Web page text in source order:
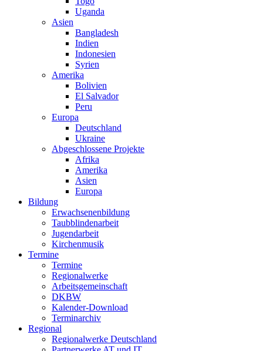
Uganda
Asien
Bangladesh
Indien
Indonesien
Syrien
Amerika
Bolivien
El Salvador
Peru
Europa
Deutschland
Ukraine
Abgeschlossene Projekte
Afrika
Amerika
Asien
Europa
Bildung
Erwachsenenbildung
Taubblindenarbeit
Jugendarbeit
Kirchenmusik
Termine
Termine
Regionalwerke
Arbeitsgemeinschaft
DKBW
Kalender-Download
Terminarchiv
Regional
Regionalwerke Deutschland